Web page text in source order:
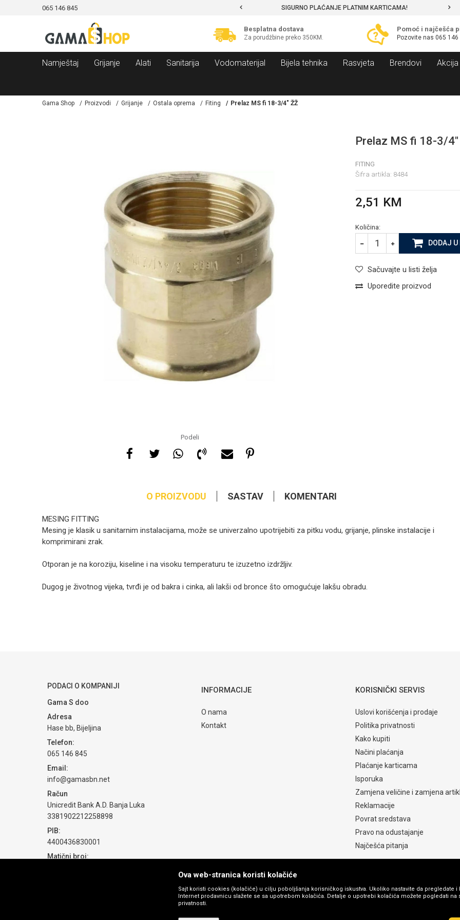
065 146 845 SIGURNO PLAĆANJE PLATNIM KARTICAMA!
Besplatna dostava
Za porudžbine preko 350KM.
Pomoć i najčešća
Pozovite nas 065 146
Namještaj Grijanje Alati Sanitarija Vodomaterijal Bijela tehnika Rasvjeta Brendovi Akcija
Gama Shop Proizvodi Grijanje Ostala oprema Fiting Prelaz MS fi 18-3/4" ŽŽ
Podeli
Prelaz MS fi 18-3/4"
FITING
Šifra artikla: 8484
2,51 KM
Količina:
DODAJ U
Sačuvajte u listi želja
Uporedite proizvod
O PROIZVODU SASTAV KOMENTARI
MESING FITTING
Mesing je klasik u sanitarnim instalacijama, može se univerzalno upotrijebiti za pitku vodu, grijanje, plinske instalacije i
komprimirani zrak.
Otporan je na koroziju, kiseline i na visoku temperaturu te izuzetno izdržljiv.
Dugog je životnog vijeka, tvrđi je od bakra i cinka, ali lakši od bronce što omogućuje lakšu obradu.
POŠALJI
Prelaz MS fi
FITING
PODACI O KOMPANIJI
Gama S doo
Adresa
Hase bb, Bijeljina
Telefon:
065 146 845
Email:
info@gamasbn.net
Račun
Unicredit Bank A.D. Banja Luka
3381902212258898
PIB:
4400436830001
Matični broj:
INFORMACIJE
O nama
Kontakt
KORISNIČKI SERVIS
Uslovi korišćenja i prodaje
Politika privatnosti
Kako kupiti
Načini plaćanja
Plaćanje karticama
Isporuka
Zamjena veličine i zamjena
Reklamacije
Povrat sredstava
Pravo na odustajanje
Najčešća pitanja
Ova web-stranica koristi kolačiće
Sajt koristi cookies (kolačiće) u cilju poboljšanja korisničkog iskustva. Ukoliko nastavite da pregledate i
Internet prodavnicu slažete se sa upotrebom kolačića. Detalje o upotrebi kolačića možete pogledati na
privatnosti.